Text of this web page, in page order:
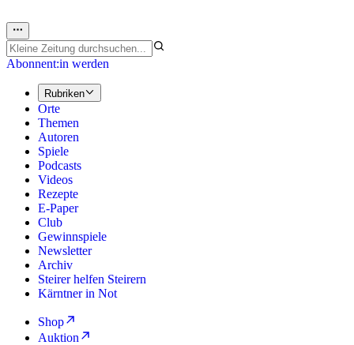
Abonnent:in werden
Rubriken
Orte
Themen
Autoren
Spiele
Podcasts
Videos
Rezepte
E-Paper
Club
Gewinnspiele
Newsletter
Archiv
Steirer helfen Steirern
Kärntner in Not
Shop
Auktion